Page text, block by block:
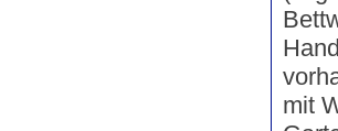
mit